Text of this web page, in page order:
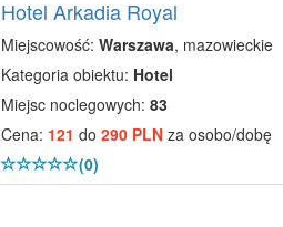
Hotel Arkadia Royal
Miejscowość: Warszawa, mazowieckie
Kategoria obiektu: Hotel
Miejsc noclegowych: 83
Cena: 121 do 290 PLNza osobo/dobę
(0)